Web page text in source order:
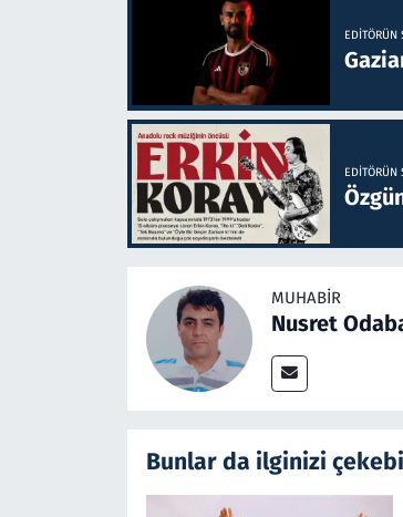
EDITÖRÜN
EDITÖRÜN
MUHABIR
Nusret
Bunlar da ilginizi